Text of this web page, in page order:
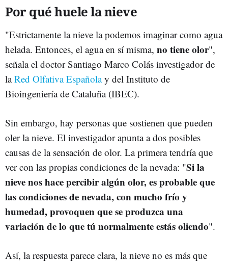
Por qué huele la nieve
"Estrictamente la nieve la podemos imaginar como agua
helada. Entonces, el agua en sí misma, no tiene olor",
señala el doctor Santiago Marco Colás investigador de
laRed Olfativa Españolay del Instituto de
Bioingeniería de Cataluña (IBEC).
Sin embargo, hay personas que sostienen que pueden
oler la nieve. El investigador apunta a dos posibles
causas de la sensación de olor. La primera tendría que
ver con las propias condiciones de la nevada: "Si la
nieve nos hace percibir algún olor, es probable que
las condiciones de nevada, con mucho frío y
humedad, provoquen que se produzca una
variación de lo que tú normalmente estás oliendo".
Así, la respuesta parece clara, la nieve no es más que